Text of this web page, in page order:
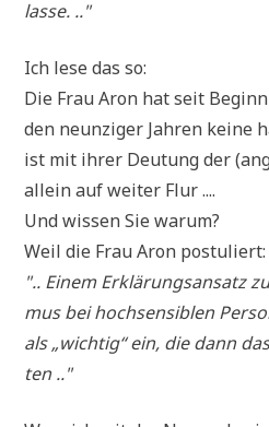
lasse. .."
Ich lese das so:
Die Frau Aron hat seit
den neun­zi­ger Jah­ren kei­ne
ist mit ihrer Deu­tung der
allein auf wei­ter Flur ....
Und wis­sen Sie warum?
Weil die Frau Aron postuliert:
".. Einem Erklä­rungs­an­satz
mus bei hoch­sen­si­blen
als „wich­tig“ ein, die dann
ten .."